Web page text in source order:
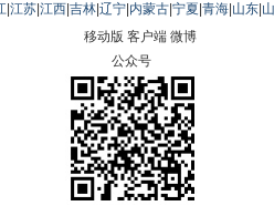
江苏 江西 吉林 辽宁 内蒙古 宁夏 青海 山东
移动版 客户端 微博
公众号